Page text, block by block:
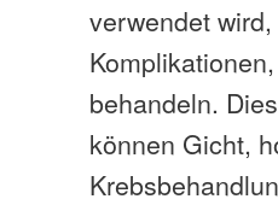
verwendet
behandeln.
können Gicht,